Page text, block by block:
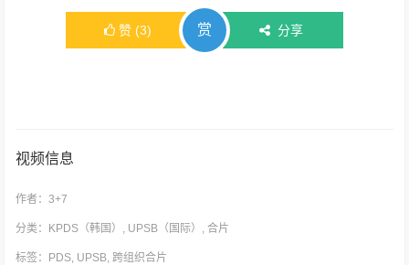
赞 (3) 赏 分享
视频信息
作者：3+7
分类： KPDS（韩国） , UPSB（国际） ,合片
标签： PDS, UPSB,跨组织合片